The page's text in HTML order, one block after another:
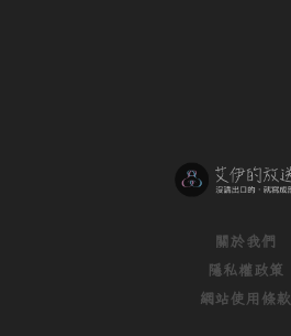
關於我們
隱私權政策
網站使用條款